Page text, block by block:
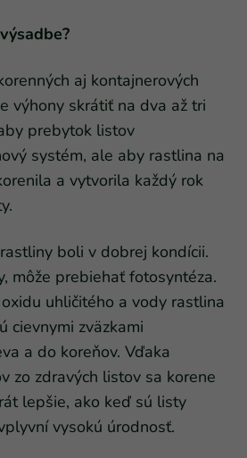
aj kontajnerových
výhony skrátiť na dva až tri
prebytok listov
systém, ale aby rastlina na
a vytvorila každý rok
boli v dobrej kondícii.
môže prebiehať fotosyntéza.
uhličitého a vody rastlina
cievnymi zväzkami
a do koreňov. Vďaka
zo zdravých listov sa korene
lepšie, ako keď sú listy
vysokú úrodnosť.